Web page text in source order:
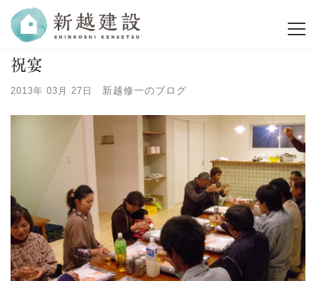
祝宴
2013年 03月 27日 新越修一のブログ